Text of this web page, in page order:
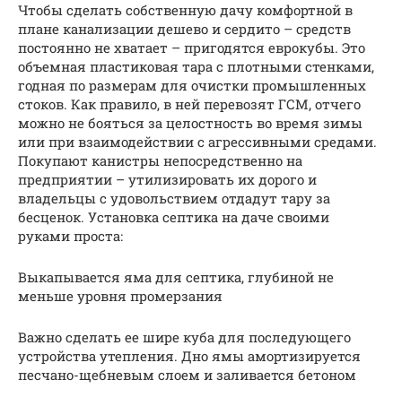
Чтобы сделать собственную дачу комфортной в
плане канализации дешево и сердито – средств
постоянно не хватает – пригодятся еврокубы. Это
объемная пластиковая тара с плотными стенками,
годная по размерам для очистки промышленных
стоков. Как правило, в ней перевозят ГСМ, отчего
можно не бояться за целостность во время зимы
или при взаимодействии с агрессивными средами.
Покупают канистры непосредственно на
предприятии – утилизировать их дорого и
владельцы с удовольствием отдадут тару за
бесценок. Установка септика на даче своими
руками проста:
Выкапывается яма для септика, глубиной не
меньше уровня промерзания
Важно сделать ее шире куба для последующего
устройства утепления. Дно ямы амортизируется
песчано-щебневым слоем и заливается бетоном